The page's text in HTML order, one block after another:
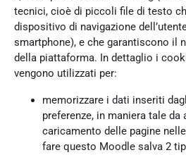
tecnici, cioè di piccoli file di testo
dispositivo di navigazione
smartphone), e che garantiscono il
della piattaforma. In dettaglio i
vengono utilizzati per:
memorizzare i dati inseriti
preferenze, in maniera tale da
caricamento delle pagine
fare questo Moodle salva 2